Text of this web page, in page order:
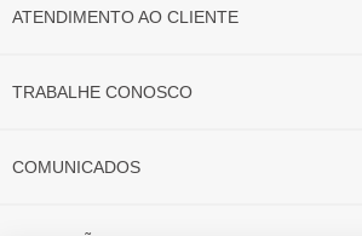
ATENDIMENTO AO CLIENTE
TRABALHE CONOSCO
COMUNICADOS